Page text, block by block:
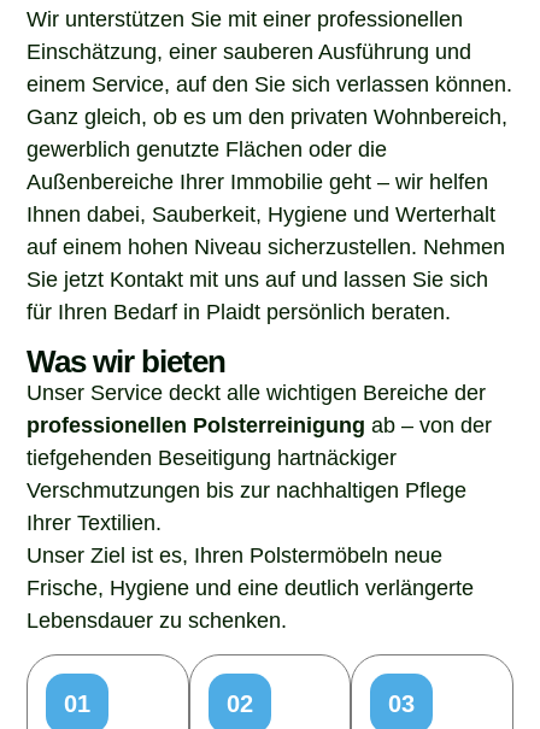
Wir unterstützen Sie mit einer professionellen
Einschätzung, einer sauberen Ausführung und
einem Service, auf den Sie sich verlassen können.
Ganz gleich, ob es um den privaten Wohnbereich,
gewerblich genutzte Flächen oder die
Außenbereiche Ihrer Immobilie geht – wir helfen
Ihnen dabei, Sauberkeit, Hygiene und Werterhalt
auf einem hohen Niveau sicherzustellen. Nehmen
Sie jetzt Kontakt mit uns auf und lassen Sie sich
für Ihren Bedarf in Plaidt persönlich beraten.
Was wir bieten
Unser Service deckt alle wichtigen Bereiche der
professionellen Polsterreinigung ab – von der
tiefgehenden Beseitigung hartnäckiger
Verschmutzungen bis zur nachhaltigen Pflege
Ihrer Textilien.
Unser Ziel ist es, Ihren Polstermöbeln neue
Frische, Hygiene und eine deutlich verlängerte
Lebensdauer zu schenken.
01
02
03